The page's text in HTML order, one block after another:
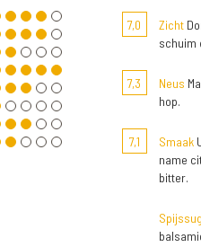
7,0 Zicht
schuim
7,3 Neus
hop.
7,1 Smaak
name
bitter.